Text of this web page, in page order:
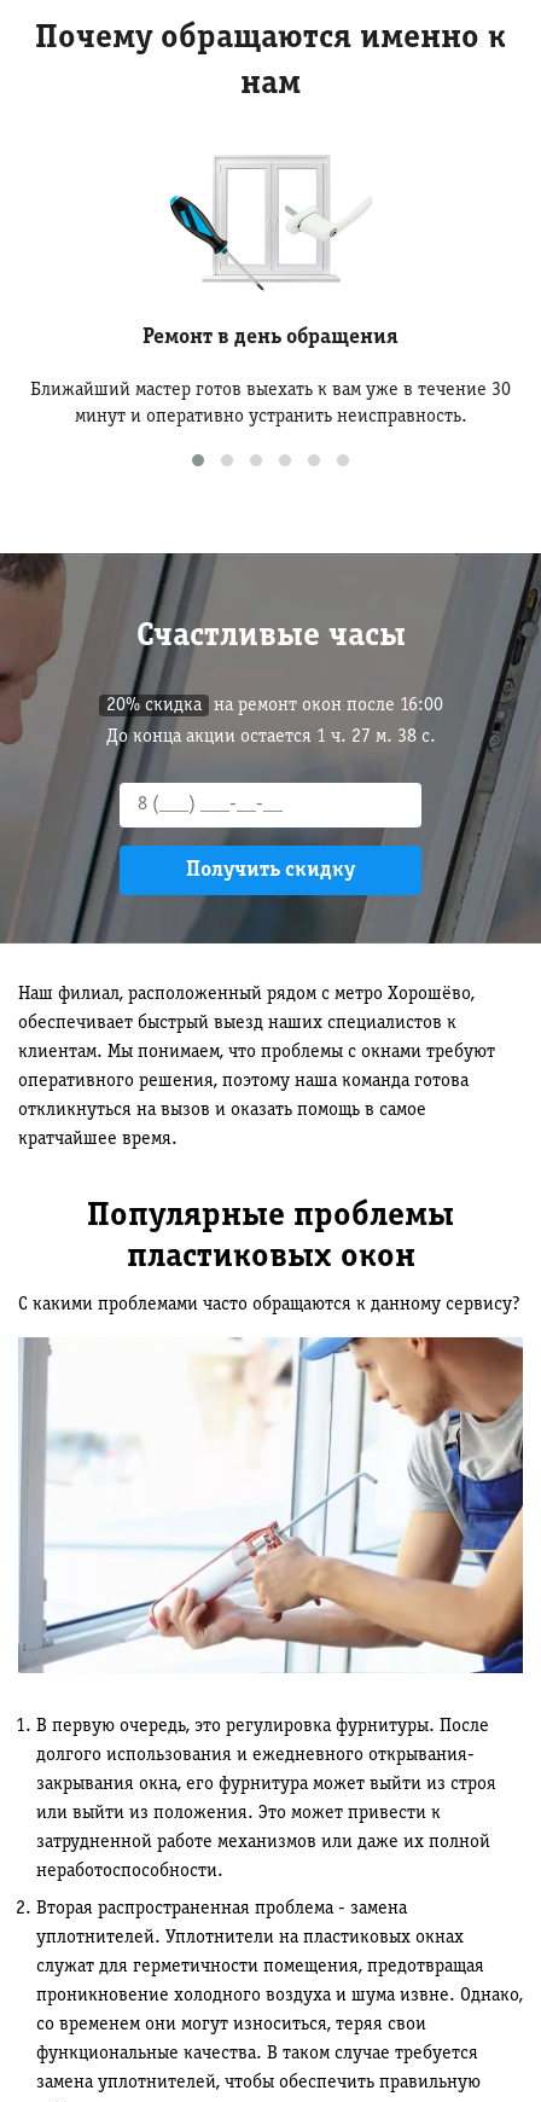
Почему обращаются именно к
нам
Ремонт в день обращения
Ближайший мастер готов выехать к вам уже в течение 30
минут и оперативно устранить неисправность.
Счастливые часы
20% скидка
на ремонт окон после 16:00
До конца акции остается 1 ч. 27 м. 37с.
Наш филиал, расположенный рядом с метро Хорошёво,
обеспечивает быстрый выезд наших специалистов к
клиентам. Мы понимаем, что проблемы с окнами требуют
оперативного решения, поэтому наша команда готова
откликнуться на вызов и оказать помощь в самое
кратчайшее время.
Популярные проблемы
пластиковых окон
С какими проблемами часто обращаются к данному сервису?
В первую очередь, это регулировка фурнитуры. После
долгого использования и ежедневного открывания-
закрывания окна, его фурнитура может выйти из строя
или выйти из положения. Это может привести к
затрудненной работе механизмов или даже их полной
неработоспособности.
Вторая распространенная проблема - замена
уплотнителей. Уплотнители на пластиковых окнах
служат для герметичности помещения, предотвращая
проникновение холодного воздуха и шума извне. Однако,
со временем они могут износиться, теряя свои
функциональные качества. В таком случае требуется
замена уплотнителей, чтобы обеспечить правильную